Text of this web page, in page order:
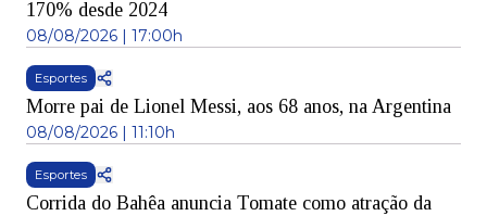
170% desde 2024
08/08/2026 | 17:00h
Esportes
Morre pai de Lionel Messi, aos 68 anos, na Argentina
08/08/2026 | 11:10h
Esportes
Corrida do Bahêa anuncia Tomate como atração da